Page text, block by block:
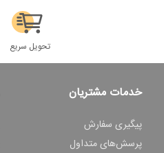
تحویل سریع
خدمات مشتریان
پیگیری سفارش
پرسش‌های متداول